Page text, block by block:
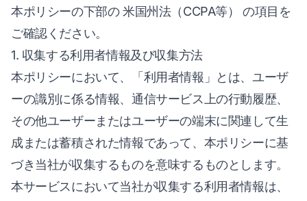
本ポリシーの下部の 米国州法（CCPA等） の項目を
ご確認ください。
1. 収集する利用者情報及び収集方法
本ポリシーにおいて、「利用者情報」とは、ユーザ
ーの識別に係る情報、通信サービス上の行動履歴、
その他ユーザーまたはユーザーの端末に関連して生
成または蓄積された情報であって、本ポリシーに基
づき当社が収集するものを意味するものとします。
本サービスにおいて当社が収集する利用者情報は、